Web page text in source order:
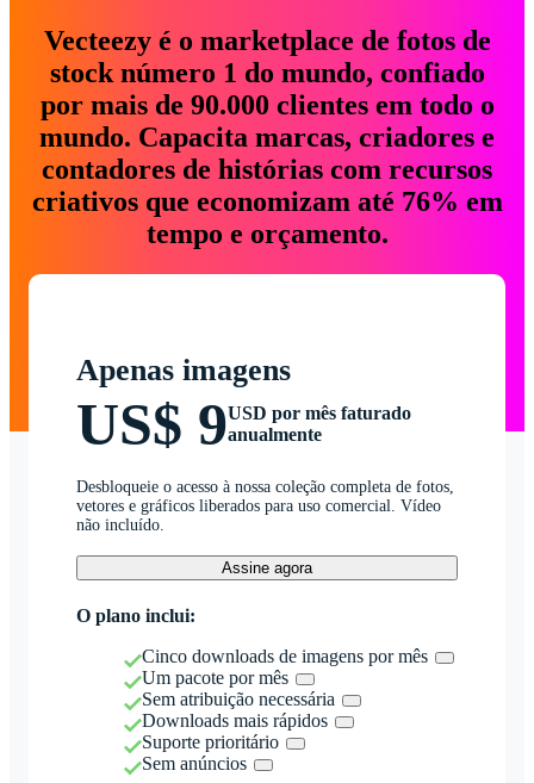
Vecteezy é o marketplace de fotos de
stock número 1 do mundo, confiado
por mais de 90.000 clientes em todo o
mundo. Capacita marcas, criadores e
contadores de histórias com recursos
criativos que economizam até 76% em
tempo e orçamento.
Apenas imagens
US$ 9USD por mês faturado
anualmente
Desbloqueie o acesso à nossa coleção completa de fotos,
vetores e gráficos liberados para uso comercial. Vídeo
não incluído.
Assine agora
O plano inclui:
Cinco downloads de imagens por mês
Um pacote por mês
Sem atribuição necessária
Downloads mais rápidos
Suporte prioritário
Sem anúncios